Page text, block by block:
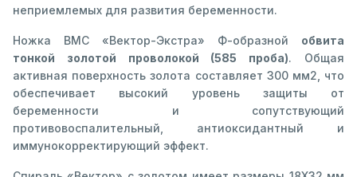
неприемлемых для развития беременности.
Ножка ВМС «Вектор-Экстра» Ф-образной обвита
тонкой золотой проволокой (585 проба). Общая
активная поверхность золота составляет 300 мм2, что
обеспечивает высокий уровень защиты от
беременности и сопутствующий
противовоспалительный, антиоксидантный и
иммунокорректирующий эффект.